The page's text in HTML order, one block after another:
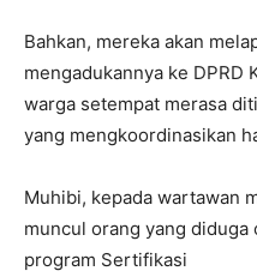
Bahkan, mereka akan
mengadukannya ke DPRD
warga setempat merasa
yang mengkoordinasikan
Muhibi, kepada wartawan
muncul orang yang
program Sertifikasi